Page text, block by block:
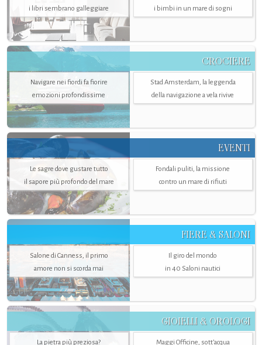
i libri sembrano galleggiare
i bimbi in un mare di sogni
CROCIERE
Navigare nei fiordi fa fiorire
emozioni profondissime
Stad Amsterdam, la leggenda
della navigazione a vela rivive
EVENTI
Le sagre dove gustare tutto
il sapore più profondo del mare
Fondali puliti, la missione
contro un mare di rifiuti
FIERE & SALONI
Salone di Canness, il primo
amore non si scorda mai
Il giro del mondo
in 40 Saloni nautici
GIOIELLI & OROLOGI
La pietra più preziosa?
Maggi Officine, sott’acqua